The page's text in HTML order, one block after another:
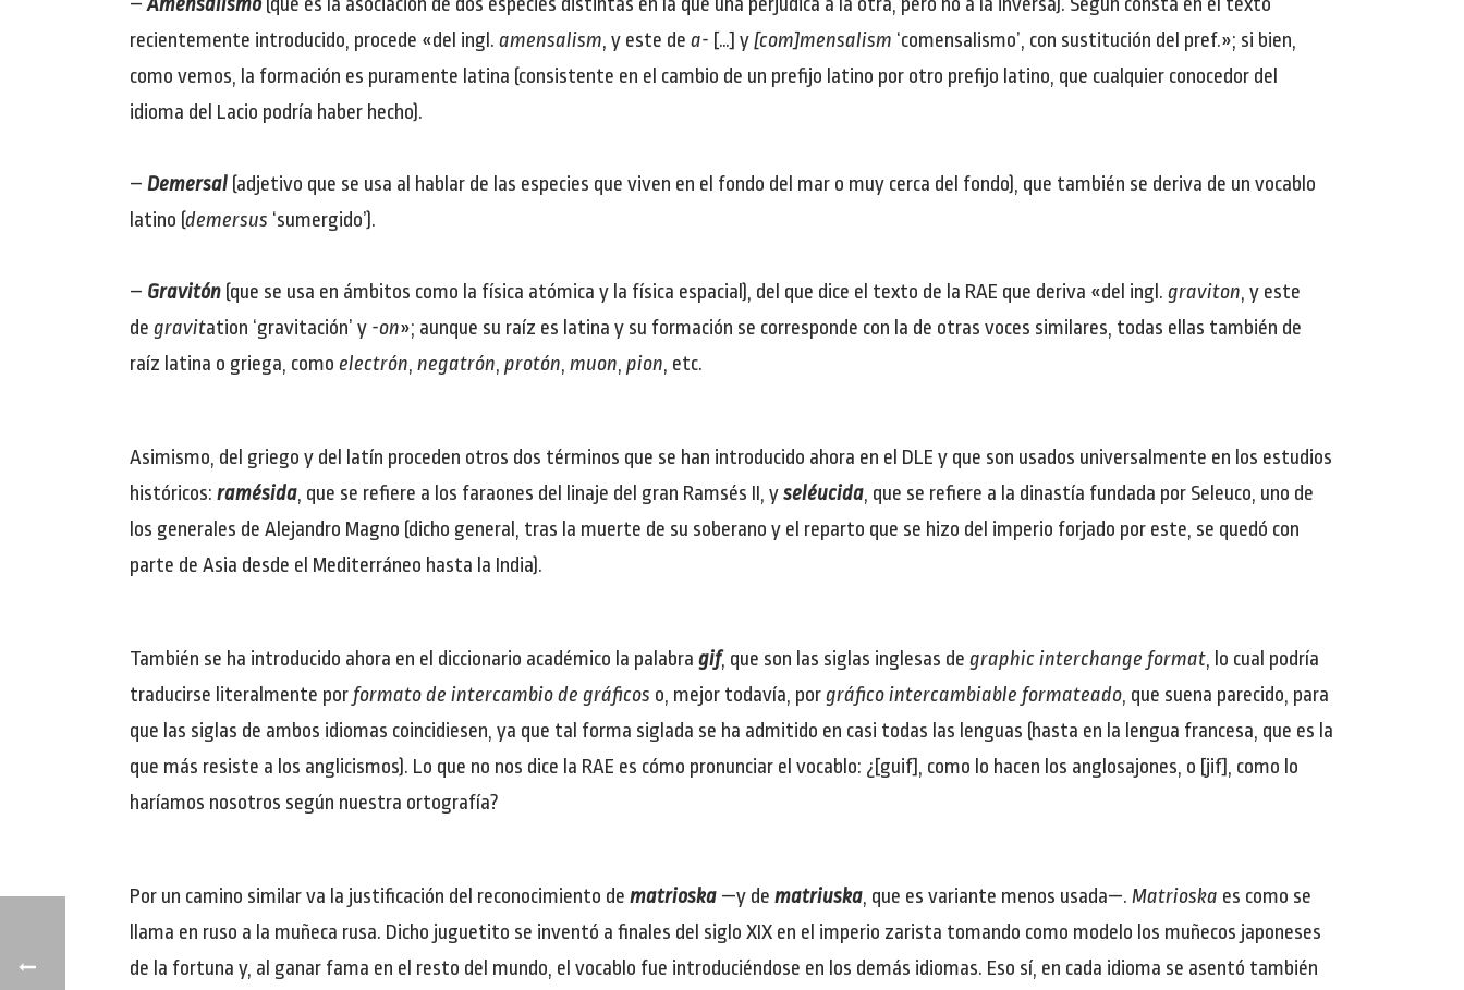
recientemente introducido, procede «del ingl. amensalism, y este de a- […] y[com]mensalism ‘comensalismo’, con sustitución del pref.»; si bien,
como vemos, la formación es puramente latina (consistente en el cambio de un prefijo latino por otro prefijo latino, que cualquier conocedor del
idioma del Lacio podría haber hecho).
– Demersal(adjetivo que se usa al hablar de las especies que viven en el fondo del mar o muy cerca del fondo), que también se deriva de un vocablo
latino (demersus ‘sumergido’).
– Gravitón(que se usa en ámbitos como la física atómica y la física espacial), del que dice el texto de la RAE que deriva «del ingl. graviton, y este
de gravitation ‘gravitación’ y -on»; aunque su raíz es latina y su formación se corresponde con la de otras voces similares, todas ellas también de
raíz latina o griega, como electrón, negatrón, protón, muon, pion, etc.
Asimismo, del griego y del latín proceden otros dos términos que se han introducido ahora en el DLE y que son usados universalmente en los estudios
históricos: ramésida, que se refiere a los faraones del linaje del gran Ramsés II, yseléucida, que se refiere a la dinastía fundada por Seleuco, uno de
los generales de Alejandro Magno (dicho general, tras la muerte de su soberano y el reparto que se hizo del imperio forjado por este, se quedó con
parte de Asia desde el Mediterráneo hasta la India).
También se ha introducido ahora en el diccionario académico la palabra gif, que son las siglas inglesas de graphic interchange format, lo cual podría
traducirse literalmente por formato de intercambio de gráficos o, mejor todavía, porgráfico intercambiable formateado, que suena parecido, para
que las siglas de ambos idiomas coincidiesen, ya que tal forma siglada se ha admitido en casi todas las lenguas (hasta en la lengua francesa, que es la
que más resiste a los anglicismos). Lo que no nos dice la RAE es cómo pronunciar el vocablo: ¿[guif], como lo hacen los anglosajones, o [jif], como lo
haríamos nosotros según nuestra ortografía?
Por un camino similar va la justificación del reconocimiento de matrioska—y de matriuska, que es variante menos usada—. Matrioska es como se
llama en ruso a la muñeca rusa. Dicho juguetito se inventó a finales del siglo XIX en el imperio zarista tomando como modelo los muñecos japoneses
de la fortuna y, al ganar fama en el resto del mundo, el vocablo fue introduciéndose en los demás idiomas. Eso sí, en cada idioma se asentó también